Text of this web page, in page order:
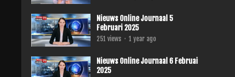
Nieuws Online Journaal 5
Februari 2025
251 views · 1 year ago
Nieuws Online Journaal 6 Februai
2025